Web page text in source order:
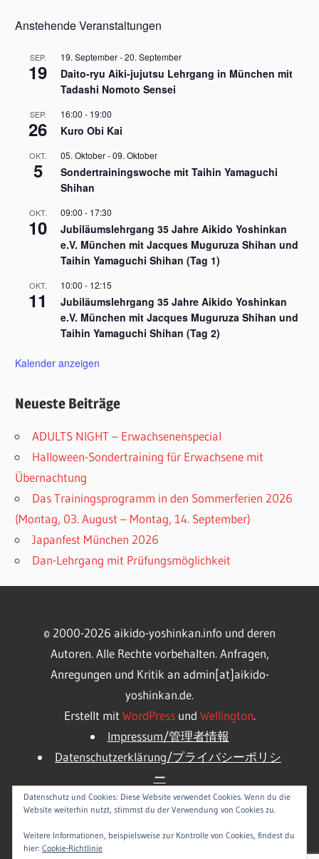
Anstehende Veranstaltungen
SEP.
19
19. September-20. September
Daito-ryu Aiki-jujutsu Lehrgang in München mit
Tadashi Nomoto Sensei
SEP.
26
16:00 - 19:00
Kuro Obi Kai
OKT.
5
05. Oktober-09. Oktober
Sondertrainingswoche mit Taihin Yamaguchi
Shihan
OKT.
10
09:00 - 17:30
Jubiläumslehrgang 35 Jahre Aikido Yoshinkan
e.V. München mit Jacques Muguruza Shihan und
Taihin Yamaguchi Shihan (Tag 1)
OKT.
11
10:00 - 12:15
Jubiläumslehrgang 35 Jahre Aikido Yoshinkan
e.V. München mit Jacques Muguruza Shihan und
Taihin Yamaguchi Shihan (Tag 2)
Kalender anzeigen
Neueste Beiträge
ADULTS NIGHT – Erwachsenenspecial
Halloween-Sondertraining für Erwachsene mit
Übernachtung
Das Trainingsprogramm in den Sommerferien 2026
(Montag, 03. August – Montag, 14. September)
Japanfest München 2026
Dan-Lehrgang mit Prüfungsmöglichkeit
© 2000-2026 aikido-yoshinkan.info und deren
Autoren. Alle Rechte vorbehalten. Anfragen,
Anregungen und Kritik an admin[at]aikido-
yoshinkan.de.
Erstellt mit WordPressund Wellington.
Impressum/管理者情報
Datenschutzerklärung/プライバシーポリシ
ー
WP Dashboard/サイト管理
Logout/ログアウト
Datenschutz und Cookies: Diese Website verwendet Cookies. Wenn du die
Website weiterhin nutzt, stimmst du der Verwendung von Cookies zu.
Weitere Informationen, beispielsweise zur Kontrolle von Cookies, findest du
hier: Cookie-Richtlinie